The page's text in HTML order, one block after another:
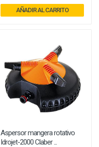
AÑADIR AL CARRITO
Aspersor mangera rotativo
Idrojet-2000 Claber ...